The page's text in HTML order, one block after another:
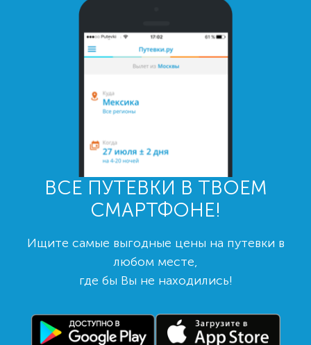
ВСЕ ПУТЕВКИ В ТВОЕМ
СМАРТФОНЕ!
Ищите самые выгодные цены на путевки в
любом месте,
где бы Вы не находились!